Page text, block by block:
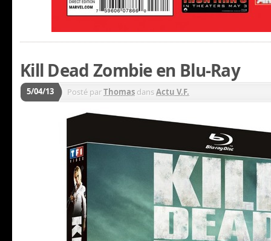
Kill Dead Zombie en Blu-Ray
5/04/13 Posté parThomas dansActu V.F.